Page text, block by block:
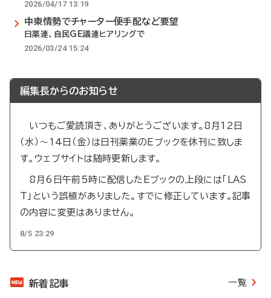
2026/04/17 13:19
中東情勢でチャーター便手配など要望
日薬連、自民GE議連ヒアリングで
2026/03/24 15:24
編集長からのお知らせ
いつもご愛読頂き、ありがとうございます。8月12日
（水）～14日（金）は日刊薬業のEブックを休刊に致しま
す。ウェブサイトは随時更新します。
8月6日午前5時に配信したEブックの上段には「LAS
T」という誤植がありました。すでに修正しています。記事
の内容に変更はありません。
8/5 23:29
新着記事 一覧